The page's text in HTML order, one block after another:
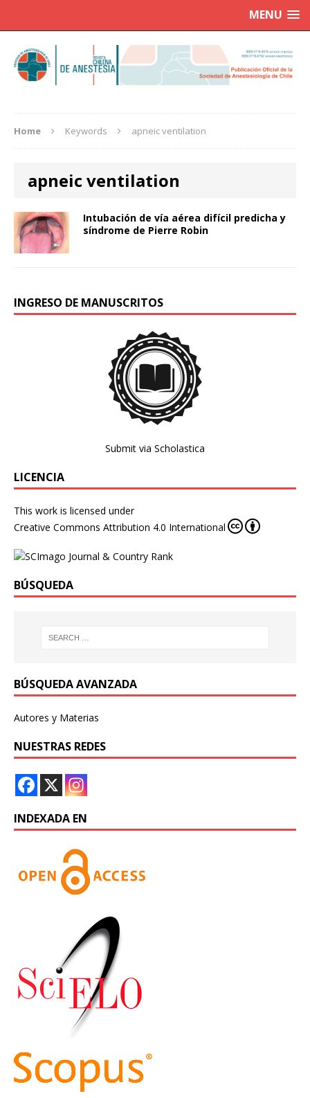
MENU
Home Keywords apneic ventilation
apneic ventilation
Intubación de vía aérea difícil predicha y
síndrome de Pierre Robin
INGRESO DE MANUSCRITOS
Submit via Scholastica
LICENCIA
This work is licensed under
Creative Commons Attribution 4.0 International
BÚSQUEDA
BÚSQUEDA AVANZADA
Autores y Materias
NUESTRAS REDES
INDEXADA EN